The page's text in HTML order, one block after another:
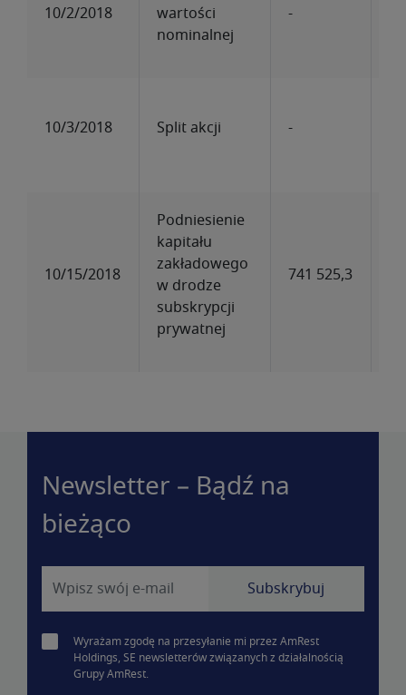
10/2/2018
wartości
nominalnej
-
10/3/2018 Split akcji -
10/15/2018
Podniesienie
kapitału
zakładowego
w drodze
subskrypcji
prywatnej
741 525,3
Newsletter – Bądź na
bieżąco
Wyrażam zgodę na przesyłanie mi przez AmRest
Holdings, SE newsletterów związanych z działalnością
Grupy AmRest.